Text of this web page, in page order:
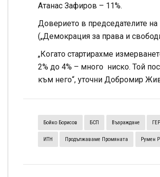
Атанас Зафиров – 11%.
Доверието в председателите
(„Демокрация за права и
„Когато стартирахме
2% до 4% – много ниско. Той
към него“, уточни Добромир
Бойко Борисов БСП Възраждане
ИТН Продължаваме Промяната Румен